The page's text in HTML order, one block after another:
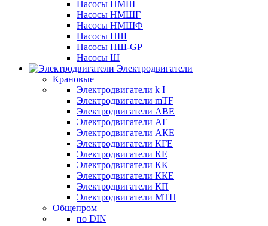
Насосы НМШ
Насосы НМШГ
Насосы НМШФ
Насосы НШ
Насосы НШ-GP
Насосы Ш
Электродвигатели
Крановые
Электродвигатели k I
Электродвигатели mTF
Электродвигатели АВЕ
Электродвигатели АЕ
Электродвигатели АКЕ
Электродвигатели КГЕ
Электродвигатели КЕ
Электродвигатели КК
Электродвигатели ККЕ
Электродвигатели КП
Электродвигатели МТН
Общепром
по DIN